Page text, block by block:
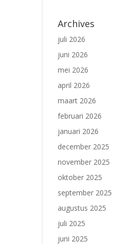
Archives
juli 2026
juni 2026
mei 2026
april 2026
maart 2026
februari 2026
januari 2026
december 2025
november 2025
oktober 2025
september 2025
augustus 2025
juli 2025
juni 2025